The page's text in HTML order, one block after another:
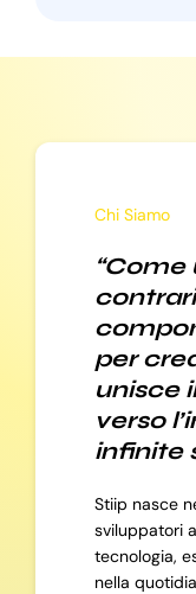
Chi Siamo
“Come
per
unisce
verso
infinite
Stiip nasce
sviluppatori
tecnologia,
nella